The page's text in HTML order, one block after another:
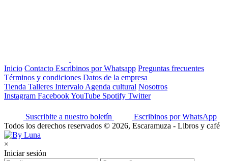
Inicio Contacto Escribinos por Whatsapp Preguntas frecuentes
Términos y condiciones Datos de la empresa
Tienda Talleres Intervalo Agenda cultural Nosotros
Instagram FacebookYouTube Spotify Twitter
Suscribite a nuestro boletín
Escribinos por WhatsApp
Todos los derechos reservados © 2026, Escaramuza - Libros y café
×
Iniciar sesión